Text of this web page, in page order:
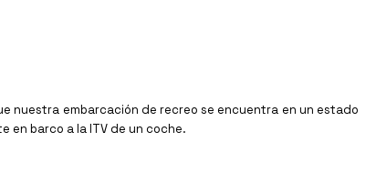
nuestra embarcación de recreo se encuentra en un estado
en barco a la ITV de un coche.